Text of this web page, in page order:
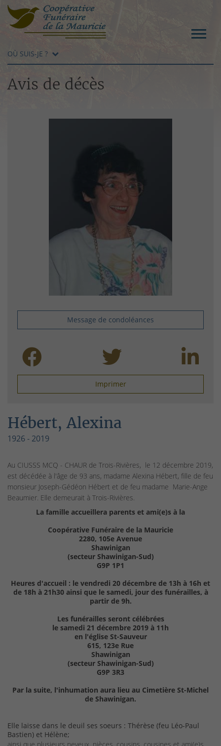
OÙ SUIS-JE ?
Avis de décès
Message de condoléances
Imprimer
Hébert, Alexina
1926 - 2019
Au CIUSSS MCQ - CHAUR de Trois-Rivières, le 12 décembre 2019,
est décédée à l'âge de 93 ans, madame Alexina Hébert, fille de feu
monsieur Joseph-Gédéon Hébert et de feu madame Marie-Ange
Beaumier. Elle demeurait à Trois-Rivières.
La famille accueillera parents et ami(e)s à la
Coopérative Funéraire de la Mauricie
2280, 105e Avenue
Shawinigan
(secteur Shawinigan-Sud)
G9P 1P1
Heures d'accueil : le vendredi 20 décembre de 13h à 16h et
de 18h à 21h30 ainsi que le samedi, jour des funérailles, à
partir de 9h.
Les funérailles seront célébrées
le samedi 21 décembre 2019 à 11h
en l'église St-Sauveur
615, 123e Rue
Shawinigan
(secteur Shawinigan-Sud)
G9P 3R3
Par la suite, l'inhumation aura lieu au Cimetière St-Michel
de Shawinigan.
Elle laisse dans le deuil ses soeurs : Thérèse (feu Léo-Paul
Bastien) et Hélène;